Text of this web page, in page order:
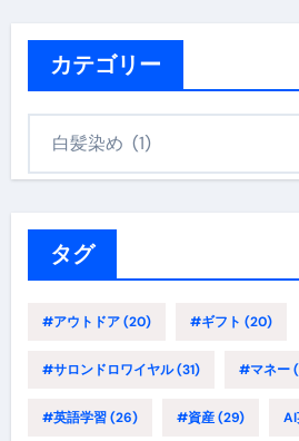
カテゴリー
タグ
#アウトドア(20) #ギフト (20)
#サロンドロワイヤル(31) #マネー
#英語学習(26) #資産(29) AI